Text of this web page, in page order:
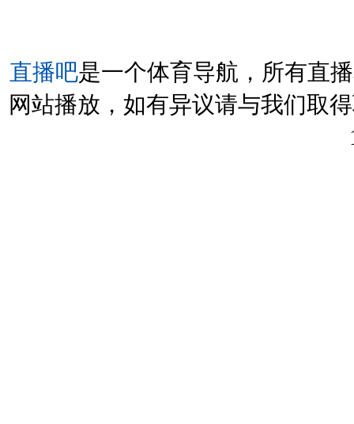
直播吧是一个体育导航，所有直
网站播放，如有异议请与我们取